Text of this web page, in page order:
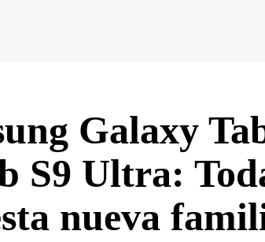
Galaxy
S9 Ultra:
nueva